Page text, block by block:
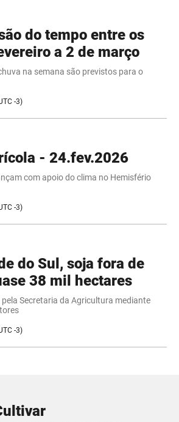
do tempo entre os
a 2 de março
na semana são previstos para o
-3)
- 24.fev.2026
com apoio do clima no Hemisfério
-3)
do Sul, soja fora de
38 mil hectares
Secretaria da Agricultura mediante
-3)